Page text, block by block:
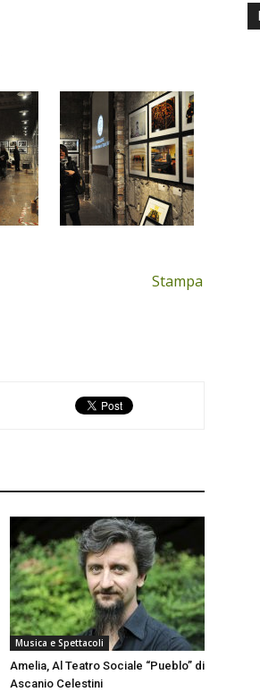
Stampa
Musica e Spettacoli
Amelia, Al Teatro Sociale “Pueblo” di
Ascanio Celestini